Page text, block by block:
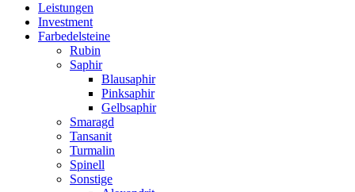
Leistungen
Investment
Farbedelsteine
Rubin
Saphir
Blausaphir
Pinksaphir
Gelbsaphir
Smaragd
Tansanit
Turmalin
Spinell
Sonstige